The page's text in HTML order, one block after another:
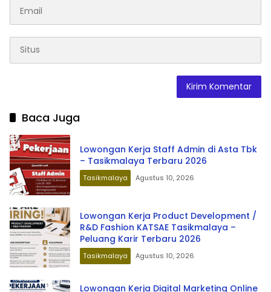
Baca Juga
Lowongan Kerja Staff Admin di Asta Tbk
– Tasikmalaya Terbaru 2026
Tasikmalaya Agustus 10, 2026
Lowongan Kerja Product Development /
R&D Fashion KATSAE Tasikmalaya –
Peluang Karir Terbaru 2026
Tasikmalaya Agustus 10, 2026
Lowongan Kerja Digital Marketing Online